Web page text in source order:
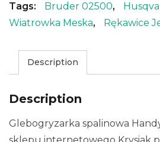
Tags: Bruder 02500,
Wiatrowka Meska, Rękawice
Description
Description
Glebogryzarka spalinowa